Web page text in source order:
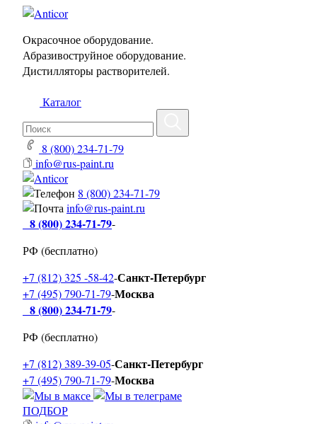
Окрасочное оборудование.
Абразивоструйное оборудование.
Дистилляторы растворителей.
Каталог
8 (800) 234-71-79
info@rus-paint.ru
8 (800) 234-71-79
info@rus-paint.ru
8 (800) 234-71-79-
РФ (бесплатно)
+7 (812) 325 -58-42-Санкт-Петербург
+7 (495) 790-71-79-Москва
8 (800) 234-71-79-
РФ (бесплатно)
+7 (812) 389-39-05-Санкт-Петербург
+7 (495) 790-71-79-Москва
ПОДБОР